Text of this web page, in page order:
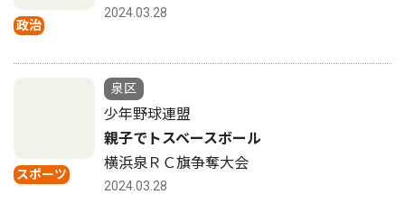
政治
2024.03.28
スポーツ
泉区
少年野球連盟
親子でトスベースボール
横浜泉ＲＣ旗争奪大会
2024.03.28